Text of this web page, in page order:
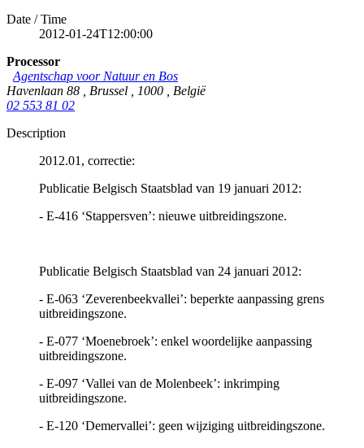
Date / Time
2012-01-24T12:00:00
Processor
Agentschap voor Natuur en Bos
Havenlaan 88
Brussel 1000
België
02 553 81 02
Description
2012.01, correctie:
Publicatie Belgisch Staatsblad van 19 januari 2012:
- E-416 ‘Stappersven’: nieuwe uitbreidingszone.
Publicatie Belgisch Staatsblad van 24 januari 2012:
- E-063 ‘Zeverenbeekvallei’: beperkte aanpassing grens
uitbreidingszone.
- E-077 ‘Moenebroek’: enkel woordelijke aanpassing
uitbreidingszone.
- E-097 ‘Vallei van de Molenbeek’: inkrimping
uitbreidingszone.
- E-120 ‘Demervallei’: geen wijziging uitbreidingszone.